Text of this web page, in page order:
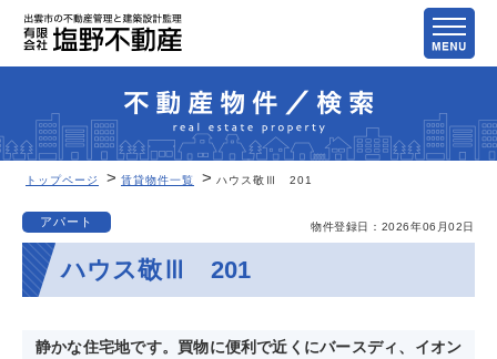
トップページ 賃貸物件一覧 ハウス敬Ⅲ 201
物件登録日： 2026年06月02日
ハウス敬Ⅲ 201
アパート
静かな住宅地です。買物に便利で近くにバースディ、イオン